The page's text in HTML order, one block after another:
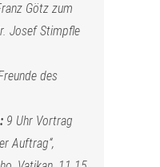
Götz zum
Josef Stimpfle
des
9 Uhr Vortrag
Auftrag“,